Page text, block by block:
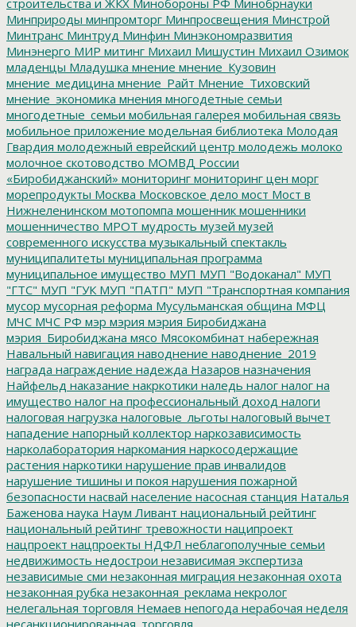
Минприроды минпромторг Минпросвещения Минстрой
Минтранс Минтруд Минфин Минэкономразвития
Минэнерго МИР митинг Михаил Мишустин Михаил Озимок
младенцы Младушка мнение мнение_Кузовин
мнение_медицина мнение_Райт Мнение_Тиховский
мнение_экономика мнения многодетные семьи
многодетные_семьи мобильная галерея мобильная связь
мобильное приложение модельная библиотека Молодая
Гвардия молодежный еврейский центр молодежь молоко
молочное скотоводство МОМВД России
«Биробиджанский» мониторинг мониторинг цен морг
морепродукты Москва Московское дело мост Мост в
Нижнеленинском мотопомпа мошенник мошенники
мошенничество МРОТ мудрость музей музей
современного искусства музыкальный спектакль
муниципалитеты муниципальная программа
муниципальное имущество МУП МУП "Водоканал" МУП
"ГТС" МУП "ГУК МУП "ПАТП" МУП "Транспортная компания
мусор мусорная реформа Мусульманская община МФЦ
МЧС МЧС РФ мэр мэрия мэрия Биробиджана
мэрия_Биробиджана мясо Мясокомбинат набережная
Навальный навигация наводнение наводнение_2019
награда награждение надежда Назаров назначения
Найфельд наказание накркотики наледь налог налог на
имущество налог на профессиональный доход налоги
налоговая нагрузка налоговые_льготы налоговый вычет
нападение напорный коллектор наркозависимость
нарколаборатория наркомания наркосодержащие
растения наркотики нарушение прав инвалидов
нарушение тишины и покоя нарушения пожарной
безопасности насвай население насосная станция Наталья
Баженова наука Наум Ливант национальный рейтинг
национальный рейтинг тревожности наципроект
нацпроект нацпроекты НДФЛ неблагополучные семьи
недвижимость недострои независимая экспертиза
независимые сми незаконная миграция незаконная охота
незаконная рубка незаконная_реклама некролог
нелегальная торговля Немаев непогода нерабочая неделя
несанкционированная_торговля